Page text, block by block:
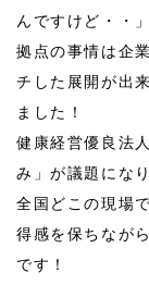
んですけど・・」
拠点の事情は企
チした展開が出
ました！
健康経営優良法
み」が議題にな
全国どこの現場
得感を保ちなが
です！